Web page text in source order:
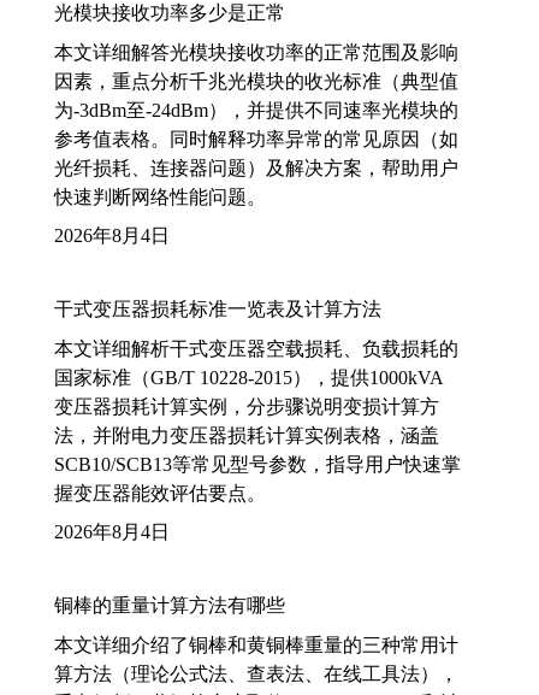
光模块接收功率多少是正常
本文详细解答光模块接收功率的正常范围及影响
因素，重点分析千兆光模块的收光标准（典型值
为-3dBm至-24dBm），并提供不同速率光模块的
参考值表格。同时解释功率异常的常见原因（如
光纤损耗、连接器问题）及解决方案，帮助用户
快速判断网络性能问题。
2026年8月4日
干式变压器损耗标准一览表及计算方法
本文详细解析干式变压器空载损耗、负载损耗的
国家标准（GB/T 10228-2015），提供1000kVA
变压器损耗计算实例，分步骤说明变损计算方
法，并附电力变压器损耗计算实例表格，涵盖
SCB10/SCB13等常见型号参数，指导用户快速掌
握变压器能效评估要点。
2026年8月4日
铜棒的重量计算方法有哪些
本文详细介绍了铜棒和黄铜棒重量的三种常用计
算方法（理论公式法、查表法、在线工具法），